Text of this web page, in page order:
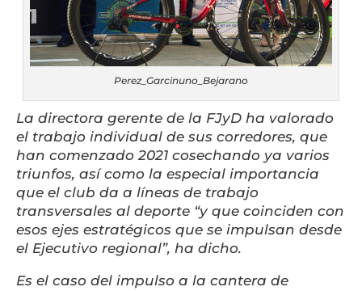
Perez_Garcinuno_Bejarano
La directora gerente de la FJyD ha valorado
el trabajo individual de sus corredores, que
han comenzado 2021 cosechando ya varios
triunfos, así como la especial importancia
que el club da a líneas de trabajo
transversales al deporte “y que coinciden con
esos ejes estratégicos que se impulsan desde
el Ejecutivo regional”, ha dicho.
Es el caso del impulso a la cantera de